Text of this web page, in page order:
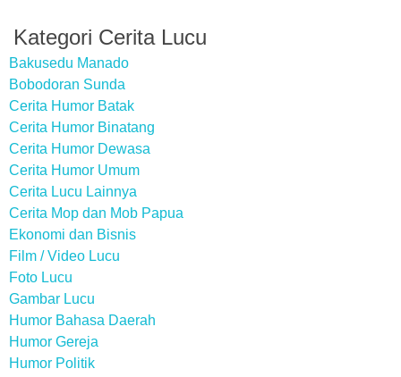
Kategori Cerita Lucu
Bakusedu Manado
Bobodoran Sunda
Cerita Humor Batak
Cerita Humor Binatang
Cerita Humor Dewasa
Cerita Humor Umum
Cerita Lucu Lainnya
Cerita Mop dan Mob Papua
Ekonomi dan Bisnis
Film / Video Lucu
Foto Lucu
Gambar Lucu
Humor Bahasa Daerah
Humor Gereja
Humor Politik